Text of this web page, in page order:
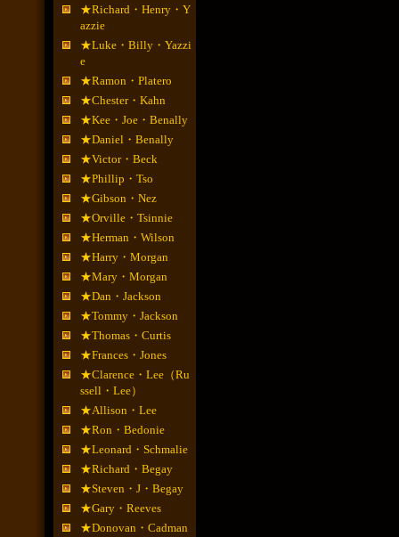
★Richard・Henry・Y
azzie
★Luke・Billy・Yazzi
e
★Ramon・Platero
★Chester・Kahn
★Kee・Joe・Benally
★Daniel・Benally
★Victor・Beck
★Phillip・Tso
★Gibson・Nez
★Orville・Tsinnie
★Herman・Wilson
★Harry・Morgan
★Mary・Morgan
★Dan・Jackson
★Tommy・Jackson
★Thomas・Curtis
★Frances・Jones
★Clarence・Lee（Ru
ssell・Lee）
★Allison・Lee
★Ron・Bedonie
★Leonard・Schmalie
★Richard・Begay
★Steven・J・Begay
★Gary・Reeves
★Donovan・Cadman